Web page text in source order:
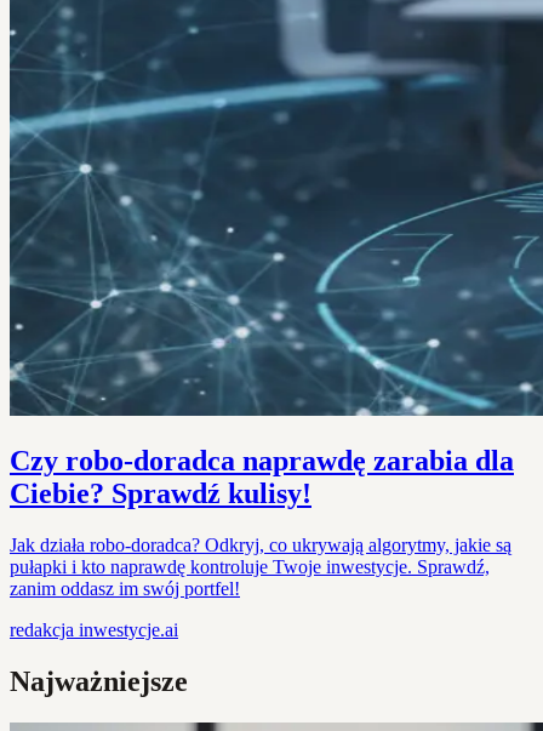
Czy robo-doradca naprawdę zarabia dla
Ciebie? Sprawdź kulisy!
Jak działa robo-doradca? Odkryj, co ukrywają algorytmy, jakie są
pułapki i kto naprawdę kontroluje Twoje inwestycje. Sprawdź,
zanim oddasz im swój portfel!
redakcja inwestycje.ai
Najważniejsze